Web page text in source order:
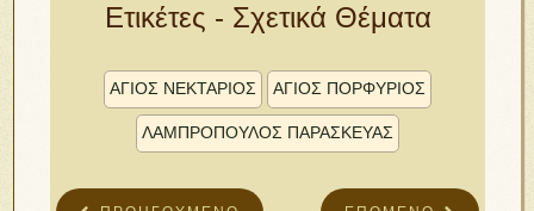
Ετικέτες - Σχετικά Θέματα
ΑΓΙΟΣ ΝΕΚΤΑΡΙΟΣ ΑΓΙΟΣ ΠΟΡΦΥΡΙΟΣ
ΛΑΜΠΡΟΠΟΥΛΟΣ ΠΑΡΑΣΚΕΥΑΣ